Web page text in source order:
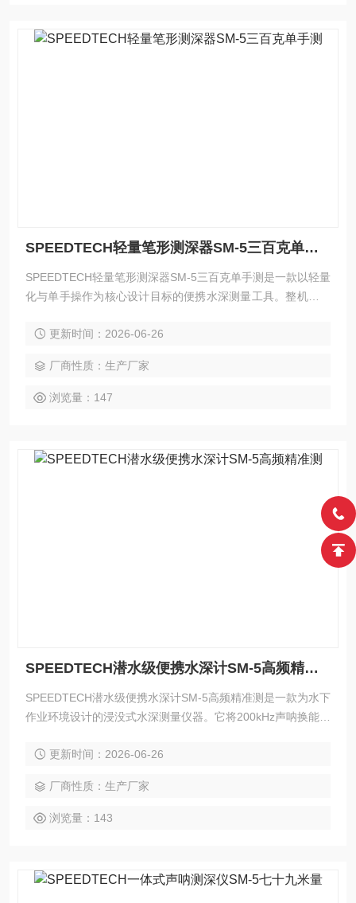
SPEEDTECH轻量笔形测深器SM-5三百克单手测
SPEEDTECH轻量笔形测深器SM-5三百克单手测是一款以轻量
化与单手操作为核心设计目标的便携水深测量工具。整机重量
单元集成于直径42毫米的壳体内。它可在0.6至79米范围内提
面测量，适用于航海、钓鱼、潜水及野外水文调查等需要频繁
移动和快速响应的作业场景。
更新时间：2026-06-26
厂商性质：生产厂家
浏览量：147
SPEEDTECH潜水级便携水深计SM-5高频精准测
SPEEDTECH潜水级便携水深计SM-5高频精准测是一款为水下
作业环境设计的浸没式水深测量仪器。它将200kHz声呐换能器
度可达0.1单位。整机具备50米深度防水能力，适用于潜水导
数据的专业场景。
更新时间：2026-06-26
厂商性质：生产厂家
浏览量：143